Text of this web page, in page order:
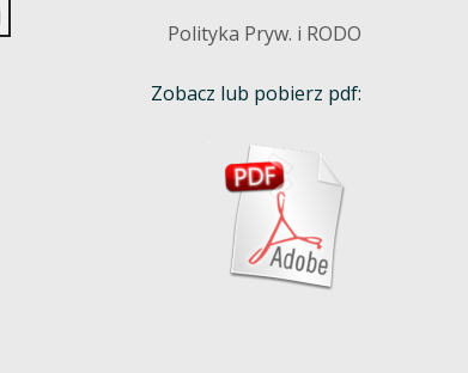
Polityka Pryw. i RODO
Zobacz lub pobierz pdf: